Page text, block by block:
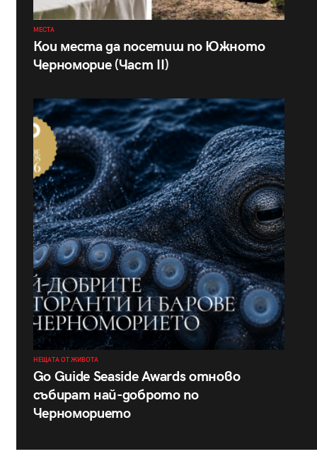
МЕСТА
Кои места да посетиш по Южното
Черноморие (Част II)
НЕЩАТА ОТ ЖИВОТА
Go Guide Seaside Awards отново
събират най-доброто по
Черноморието